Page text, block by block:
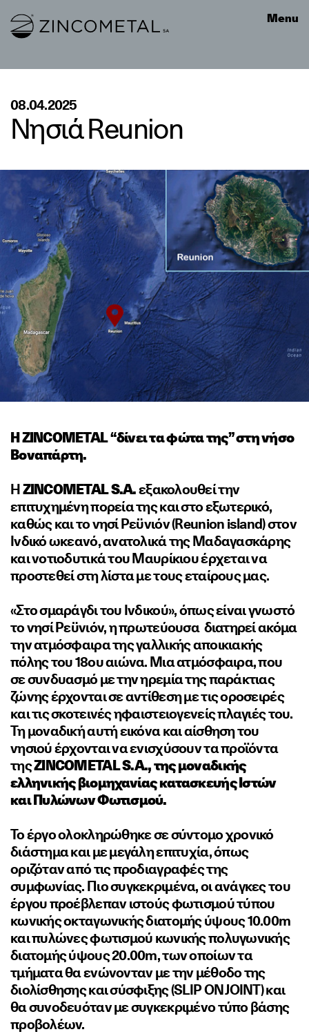
Link to homepage Menu
08.04.2025
Νησιά Reunion
Η ZINCOMETAL “δίνει τα φώτα της” στη νήσο
Βοναπάρτη.
Η ZINCOMETAL S.A.εξακολουθεί την
επιτυχημένη πορεία της και στο εξωτερικό,
καθώς και το νησί Ρεϋνιόν (Reunion island) στον
Ινδικό ωκεανό, ανατολικά της Μαδαγασκάρης
και νοτιοδυτικά του Μαυρίκιου έρχεται να
προστεθεί στη λίστα με τους εταίρους μας.
«Στο σμαράγδι του Ινδικού», όπως είναι γνωστό
το νησί Ρεϋνιόν, η πρωτεύουσα διατηρεί ακόμα
την ατμόσφαιρα της γαλλικής αποικιακής
πόλης του 18ου αιώνα. Μια ατμόσφαιρα, που
σε συνδυασμό με την ηρεμία της παράκτιας
ζώνης έρχονται σε αντίθεση με τις οροσειρές
και τις σκοτεινές ηφαιστειογενείς πλαγιές του.
Τη μοναδική αυτή εικόνα και αίσθηση του
νησιού έρχονται να ενισχύσουν τα προϊόντα
τηςZINCOMETAL S.A., της μοναδικής
ελληνικής βιομηχανίας κατασκευής Ιστών
και Πυλώνων Φωτισμού.
Το έργο ολοκληρώθηκε σε σύντομο χρονικό
διάστημα και με μεγάλη επιτυχία, όπως
οριζόταν από τις προδιαγραφές της
συμφωνίας. Πιο συγκεκριμένα, οι ανάγκες του
έργου προέβλεπαν ιστούς φωτισμού τύπου
κωνικής οκταγωνικής διατομής ύψους 10.00m
και πυλώνες φωτισμού κωνικής πολυγωνικής
διατομής ύψους 20.00m, των οποίων τα
τμήματα θα ενώνονταν με την μέθοδο της
διολίσθησης και σύσφιξης (SLIP ON JOINT) και
θα συνοδευόταν με συγκεκριμένο τύπο βάσης
προβολέων.